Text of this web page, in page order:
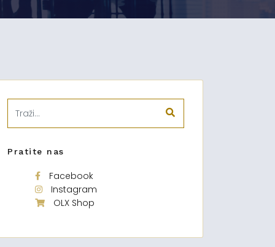
Pratite nas
Facebook
Instagram
OLX Shop